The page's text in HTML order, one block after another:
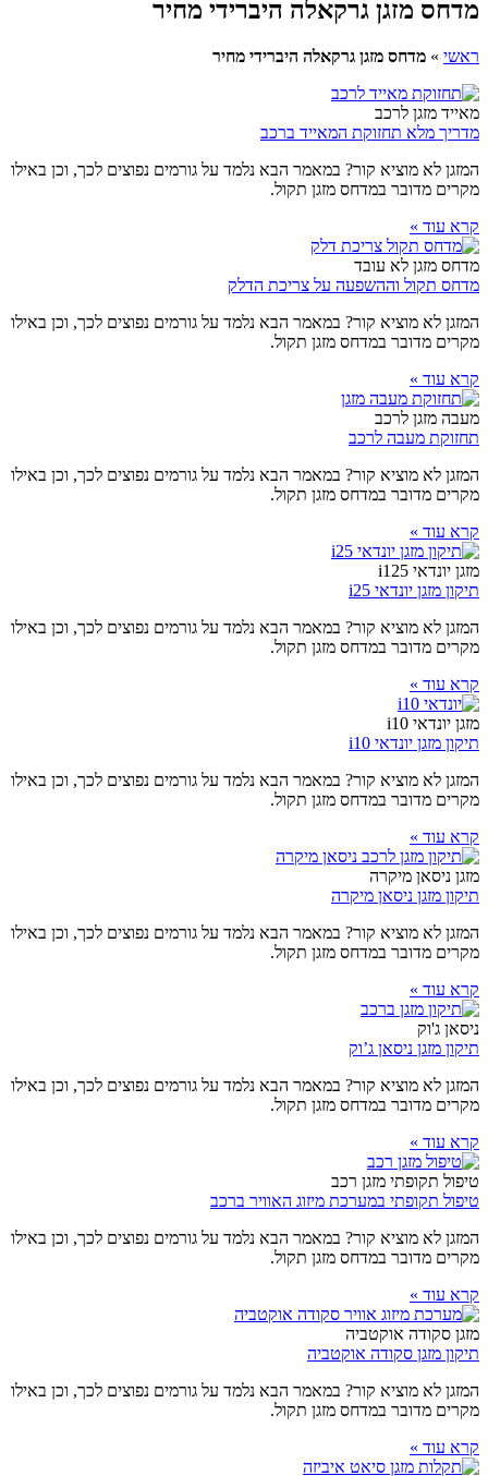
מדחס מזגן גרקאלה היברידי מחיר
ראשי » מדחס מזגן גרקאלה היברידי מחיר
מאייד מזגן לרכב
מדריך מלא תחזוקת המאייד ברכב
המזגן לא מוציא קור? במאמר הבא נלמד על גורמים נפוצים לכך, וכן באילו
מקרים מדובר במדחס מזגן תקול.
קרא עוד »
מדחס מזגן לא עובד
מדחס תקול וההשפעה על צריכת הדלק
המזגן לא מוציא קור? במאמר הבא נלמד על גורמים נפוצים לכך, וכן באילו
מקרים מדובר במדחס מזגן תקול.
קרא עוד »
מעבה מזגן לרכב
תחזוקת מעבה לרכב
המזגן לא מוציא קור? במאמר הבא נלמד על גורמים נפוצים לכך, וכן באילו
מקרים מדובר במדחס מזגן תקול.
קרא עוד »
מזגן יונדאי i125
תיקון מזגן יונדאי i25
המזגן לא מוציא קור? במאמר הבא נלמד על גורמים נפוצים לכך, וכן באילו
מקרים מדובר במדחס מזגן תקול.
קרא עוד »
מזגן יונדאי i10
תיקון מזגן יונדאי i10
המזגן לא מוציא קור? במאמר הבא נלמד על גורמים נפוצים לכך, וכן באילו
מקרים מדובר במדחס מזגן תקול.
קרא עוד »
מזגן ניסאן מיקרה
תיקון מזגן ניסאן מיקרה
המזגן לא מוציא קור? במאמר הבא נלמד על גורמים נפוצים לכך, וכן באילו
מקרים מדובר במדחס מזגן תקול.
קרא עוד »
ניסאן ג'וק
תיקון מזגן ניסאן ג’וק
המזגן לא מוציא קור? במאמר הבא נלמד על גורמים נפוצים לכך, וכן באילו
מקרים מדובר במדחס מזגן תקול.
קרא עוד »
טיפול תקופתי מזגן רכב
טיפול תקופתי במערכת מיזוג האוויר ברכב
המזגן לא מוציא קור? במאמר הבא נלמד על גורמים נפוצים לכך, וכן באילו
מקרים מדובר במדחס מזגן תקול.
קרא עוד »
מזגן סקודה אוקטביה
תיקון מזגן סקודה אוקטביה
המזגן לא מוציא קור? במאמר הבא נלמד על גורמים נפוצים לכך, וכן באילו
מקרים מדובר במדחס מזגן תקול.
קרא עוד »